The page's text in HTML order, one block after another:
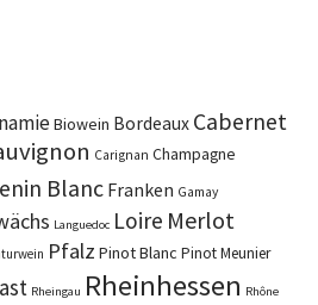
Biowein Bordeaux Cabernet
Carignan Champagne
BlancFranken Gamay
Languedoc Loire Merlot
Pfalz Pinot Blanc Pinot Meunier
Rheingau Rheinhessen Rhône